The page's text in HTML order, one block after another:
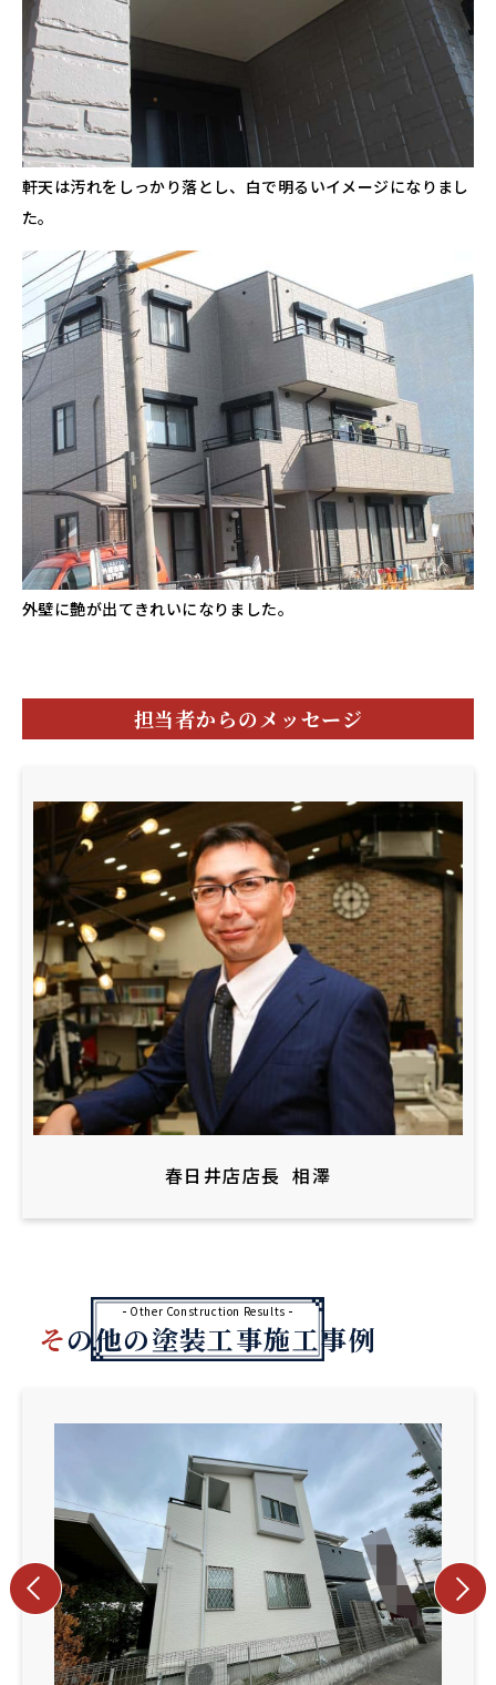
軒天は汚れをしっかり落とし、白で明るいイメージになりまし
た。
外壁に艶が出てきれいになりました。
担当者からのメッセージ
春日井店店長 相澤
Other Construction Results
その他の塗装工事施工事例